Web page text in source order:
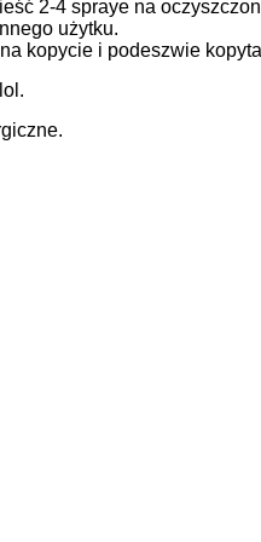
2-4 spraye na
użytku.
kopycie i podeszwie